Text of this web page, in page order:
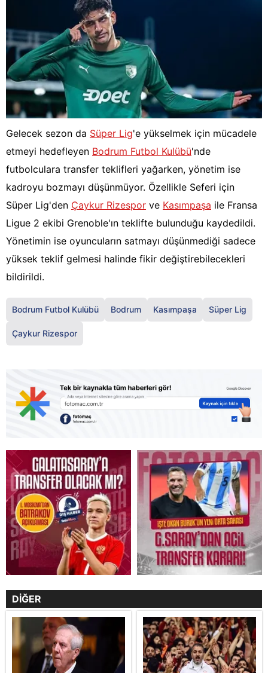
Gelecek sezon da Süper Lig'e yükselmek için mücadele
etmeyi hedefleyen Bodrum Futbol Kulübü'nde
futbolculara transfer teklifleri yağarken, yönetim ise
kadroyu bozmayı düşünmüyor. Özellikle Seferi için
Süper Lig'den Çaykur Rizespor ve Kasımpaşa ile Fransa
Ligue 2 ekibi Grenoble'ın teklifte bulunduğu kaydedildi.
Yönetimin ise oyuncuların satmayı düşünmediği sadece
yüksek teklif gelmesi halinde fikir değiştirebilecekleri
bildirildi.
Bodrum Futbol Kulübü Bodrum Kasımpaşa Süper Lig
Çaykur Rizespor
DİĞER